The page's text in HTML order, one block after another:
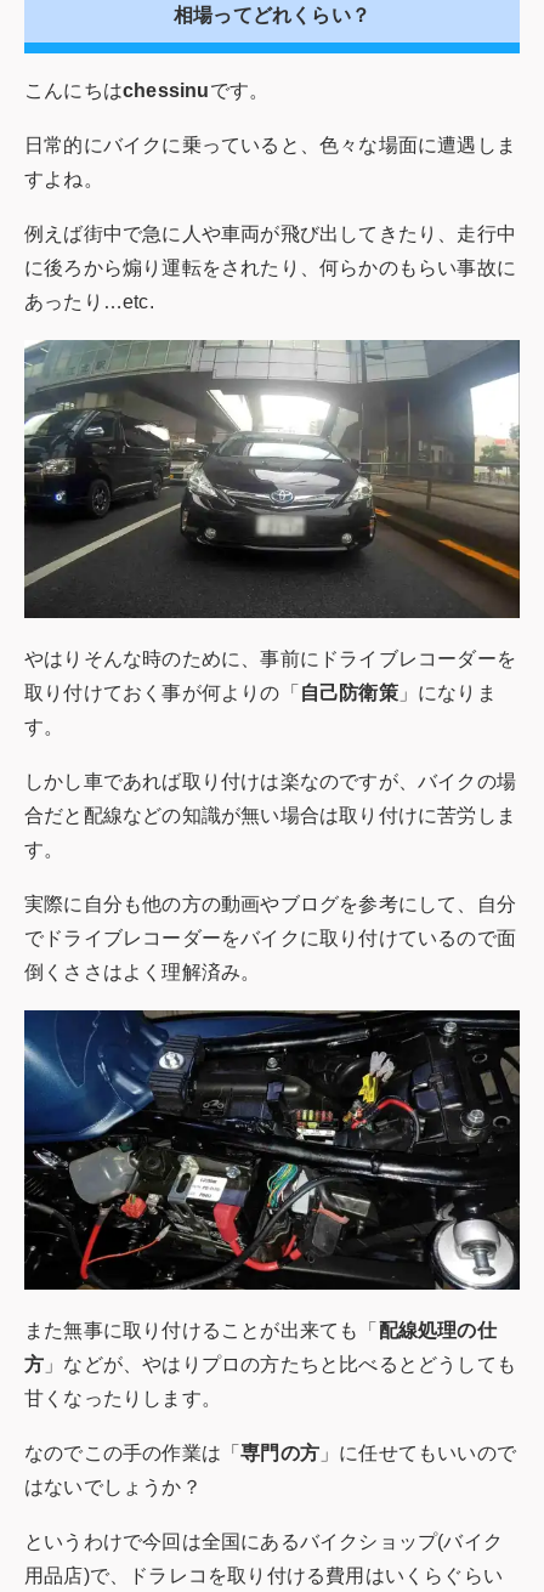
相場ってどれくらい？
こんにちはchessinuです。
日常的にバイクに乗っていると、色々な場面に遭遇しま
すよね。
例えば街中で急に人や車両が飛び出してきたり、走行中
に後ろから煽り運転をされたり、何らかのもらい事故に
あったり…etc.
やはりそんな時のために、事前にドライブレコーダーを
取り付けておく事が何よりの「 自己防衛策」になりま
す。
しかし車であれば取り付けは楽なのですが、バイクの場
合だと配線などの知識が無い場合は取り付けに苦労しま
す。
実際に自分も他の方の動画やブログを参考にして、自分
でドライブレコーダーをバイクに取り付けているので面
倒くささはよく理解済み。
また無事に取り付けることが出来ても「 配線処理の仕
方 」などが、やはりプロの方たちと比べるとどうしても
甘くなったりします。
なのでこの手の作業は「専門の方 」に任せてもいいので
はないでしょうか？
というわけで今回は全国にあるバイクショップ(バイク
用品店)で、ドラレコを取り付ける費用はいくらぐらい